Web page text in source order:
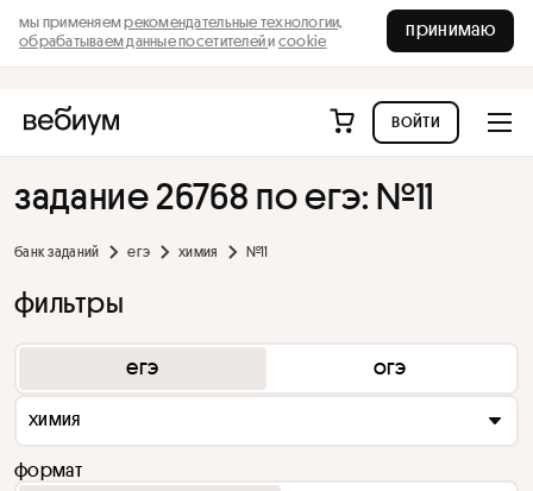
мы применяемрекомендательные технологии,
обрабатываем данные посетителейи cookie
принимаю
войти
задание 26768 по егэ: №11
банк заданий егэ химия №11
фильтры
егэ огэ
химия
формат